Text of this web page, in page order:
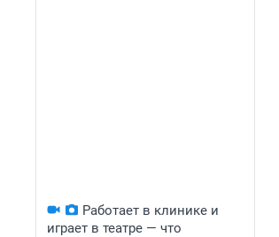
Работает в клинике и
играет в театре — что